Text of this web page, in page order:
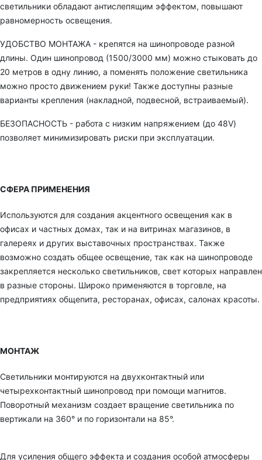
светильники обладают антислепящим эффектом, повышают
равномерность освещения.
УДОБСТВО МОНТАЖА - крепятся на шинопроводе разной
длины. Один шинопровод (1500/3000 мм) можно стыковать до
20 метров в одну линию, а поменять положение светильника
можно просто движением руки! Также доступны разные
варианты крепления (накладной, подвесной, встраиваемый).
БЕЗОПАСНОСТЬ - работа с низким напряжением (до 48V)
позволяет минимизировать риски при эксплуатации.
СФЕРА ПРИМЕНЕНИЯ
Используются для создания акцентного освещения как в
офисах и частных домах, так и на витринах магазинов, в
галереях и других выставочных пространствах. Также
возможно создать общее освещение, так как на шинопроводе
закрепляется несколько светильников, свет которых направлен
в разные стороны. Широко применяются в торговле, на
предприятиях общепита, ресторанах, офисах, салонах красоты.
МОНТАЖ
Светильники монтируются на двухконтактный или
четырехконтактный шинопровод при помощи магнитов.
Поворотный механизм создает вращение светильника по
вертикали на 360° и по горизонтали на 85°.
Для усиления общего эффекта и создания особой атмосферы